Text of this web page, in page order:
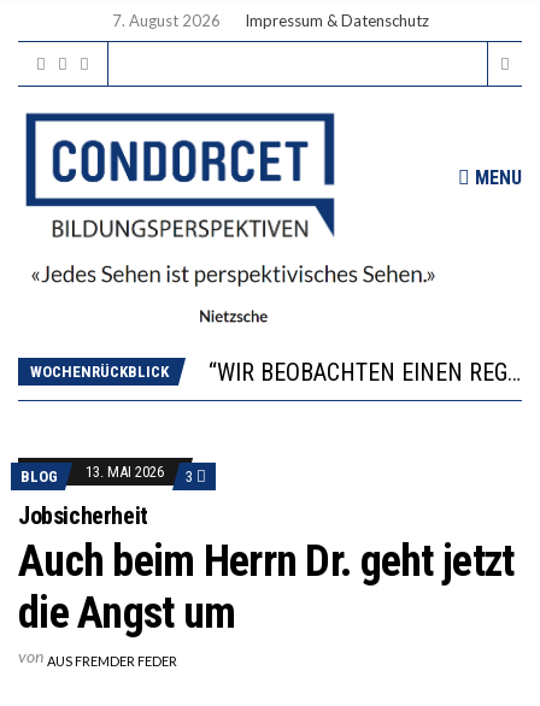
7. August 2026 Impressum & Datenschutz
MENU
WOCHENRÜCKBLICK
DIE VERSTÄRKTE HARMONISIERUNG IM SCHULWESEN VERRINGERT DAS INNOVATIONSPOTENZIAL
2’529 UNTERSCHRIFTEN FÜR «KEINE DIGITALEN GERÄTE IN DEN ERSTEN VIER PRIMARSCHULJAHREN» EINGEREICHT
BLOG 13. MAI 2026 3
Jobsicherheit
Auch beim Herrn Dr. geht jetzt
die Angst um
von AUS FREMDER FEDER